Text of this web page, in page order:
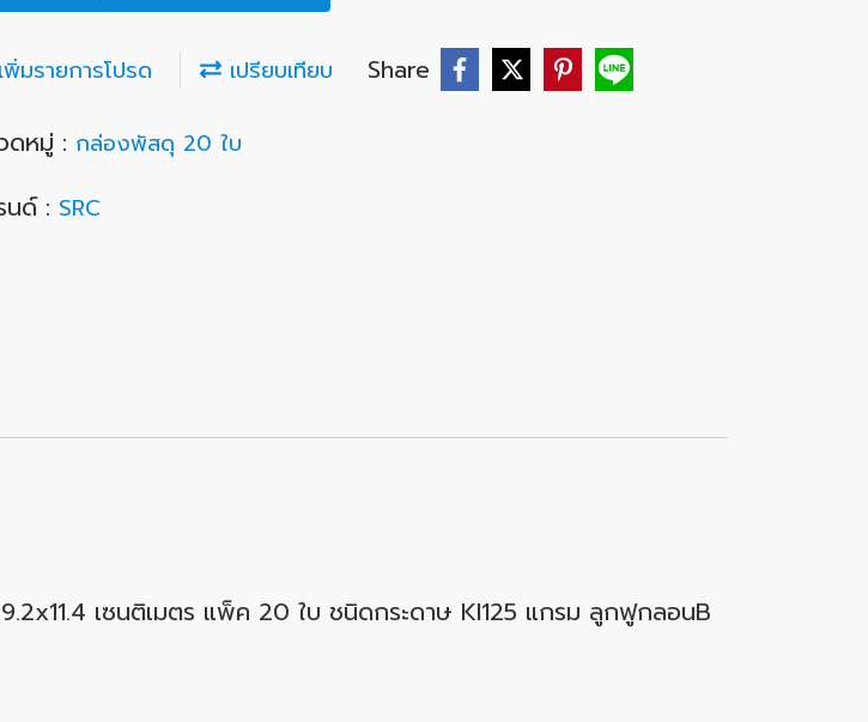
เพิ่มรายการโปรด เปรียบเทียบ Share
ดหมู่ : กล่องพัสดุ 20 ใบ
นด์ : SRC
เซนติเมตร แพ็ค 20 ใบ ชนิดกระดาษ KI125 แกรม ลูกฟูกลอนB